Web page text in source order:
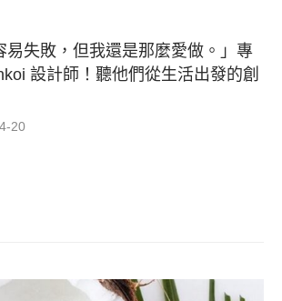
易失敗，但我還是那麼愛做。」專
設計師！聽他們從生活出發的創
20